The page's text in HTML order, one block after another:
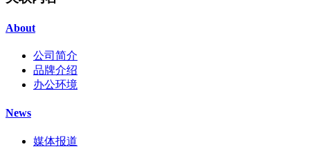
About
公司简介
品牌介绍
办公环境
News
媒体报道